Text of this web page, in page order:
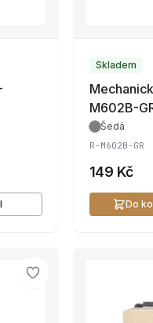
Skladem
M602B-
Šedá
R-M602B-GR
149 Kč
Do